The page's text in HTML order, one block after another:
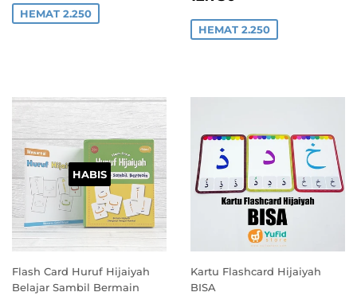
HEMAT 2.250
HEMAT 2.250
HABIS
Flash Card Huruf Hijaiyah
Belajar Sambil Bermain
Kartu Flashcard Hijaiyah
BISA